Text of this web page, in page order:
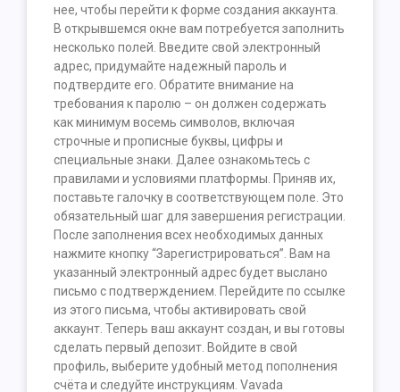
нее, чтобы перейти к форме создания аккаунта.
В открывшемся окне вам потребуется заполнить
несколько полей. Введите свой электронный
адрес, придумайте надежный пароль и
подтвердите его. Обратите внимание на
требования к паролю – он должен содержать
как минимум восемь символов, включая
строчные и прописные буквы, цифры и
специальные знаки. Далее ознакомьтесь с
правилами и условиями платформы. Приняв их,
поставьте галочку в соответствующем поле. Это
обязательный шаг для завершения регистрации.
После заполнения всех необходимых данных
нажмите кнопку “Зарегистрироваться”. Вам на
указанный электронный адрес будет выслано
письмо с подтверждением. Перейдите по ссылке
из этого письма, чтобы активировать свой
аккаунт. Теперь ваш аккаунт создан, и вы готовы
сделать первый депозит. Войдите в свой
профиль, выберите удобный метод пополнения
счёта и следуйте инструкциям. Vavada